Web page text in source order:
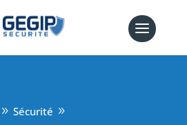
9 Sécurité 9